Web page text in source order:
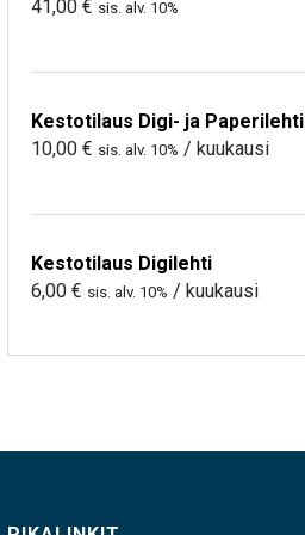
41,00 € sis. alv. 10%
Kestotilaus Digi- ja Paperilehti
10,00 € sis. alv. 10% / kuukausi
Kestotilaus Digilehti
6,00 € sis. alv. 10% / kuukausi